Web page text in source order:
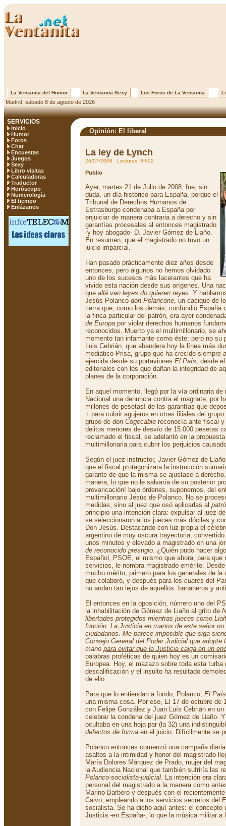
La Ventanita del Humor La Ventanita Sexy Los Foros de La Ventanita
Madrid, sábado 8 de agosto de 2026
SERVICIOS
Inicio
Humor
Foros
Chat
Encuestas
Juegos
Sexy
Libro visitas
Calculadoras
Traductor
Horóscopo
Numerología
El tiempo
Enlázanos
Opinión: El liberal
La ley de Lynch
26/07/2008 Lecturas: 9.602
Publio
Ayer, martes 21 de Julio de 2008, fue, sin
duda, un día histórico para España, porque el
Tribunal de Derechos Humanos de
Estrasburgo condenaba a España por
enjuiciar de manera contraria a derecho y sin
garantías procesales al entonces magistrado
-y hoy abogado- D. Javier Gómez de Liaño.
En resumen, que el magistrado no tuvo un
juicio imparcial.
Han pasado prácticamente diez años desde
entonces, pero algunos no hemos olvidado
uno de los sucesos más lacerantes que ha
vivido esta nación desde sus orígenes. Una
que allá van leyes do quieren reyes. Y
Jesús Polanco don Polancone, un cacique de
tierra que, como los demás, confundió España
la finca particular del patrón, era ayer
de Europa por violar derechos humanos
reconocidos. Muerto ya el multimillonario, se
momento tan infamante como éste; pero no su
Luis Cebrián, que abandera hoy la línea más
mediático Prisa, grupo que ha crecido siempre
ejercida desde su portaviones El País, desde
editoriales con los que dañan la integridad de
planes de la corporación.
En aquel momento, llegó por la vía ordinaria de
Nacional una denuncia contra el magnate, por
millones de pesetas! de las garantías que
+ para cubrir agujeros en otras filiales del
grupo de don Cogecable reconocía ante fiscal y
delitos menores de desvío de 15.000 pesetas
reclamado el fiscal, se adelantó en la
multimillonaria para cubrir los perjuicios
Según el juez instructor, Javier Gómez de
que el fiscal protagonizara la instrucción
garante de que la misma se ajustase a
manera, lo que no le salvaría de su posterior
prevaricación! bajo órdenes, suponemos, del
multimillonario Jesús de Polanco. No se
medidas, sino al juez que osó aplicarlas al
principio una intención clara: expulsar al juez
se seleccionaron a los jueces más dóciles y
Don Jesús. Destacando con luz propia el
argentino de muy oscura trayectoria,
unos minutos y elevado a magistrado en una
de reconocido prestigio. ¿Quién pudo hacer
Español, PSOE, el mismo que ahora, para que
servicios, le nombra magistrado emérito.
mucho mérito, primero para los generales de la
que colaboró, y después para los cuates del
no andan tan lejos de aquellos: bananeros y
El entonces en la oposición, número uno del
la inhabilitación de Gómez de Liaño al grito de
libertades protegidos mientras jueces como
función. La Justicia en manos de este señor
ciudadanos. Me parece imposible que siga
Consejo General del Poder Judicial que adopte
mano para evitar que la Justicia caiga en un
palabras proféticas de quien hoy es un
Europea. Hoy, el mazazo sobre toda esta turba
descalificación y el insulto ha resultado
de ello.
Para que lo entiendan a fondo, Polanco, El País
una misma cosa. Por eso, El 17 de octubre de
con Felipe González y Juan Luís Cebrián en
celebrar la condena del juez Gómez de Liaño.
ocultaba en una hoja par (la 32) una
defectos de forma en el juicio. Difícilmente se
Polanco entonces comenzó una campaña
asaltos a la intimidad y honor del magistrado
María Dolores Márquez de Prado, mujer del
la Audiencia Nacional que también sufriría las
Polanco-socialista-judicial. La intención era
personal del magistrado a la manera como
Marino Barbero y después con el
Calvo, empleando a los servicios secretos del
socialista. Se ha dicho aquí antes: el concepto
Justicia -en España-, lo que la música militar a